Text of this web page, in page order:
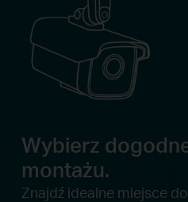
Wybierz
montażu.
Znajdź idealne miejsce